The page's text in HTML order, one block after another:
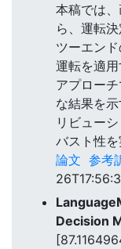
本稿では
ら、運転
ツーエン
運転を適
アプロー
な結果を
リビュー
バスト性を
論文 参考
Decision